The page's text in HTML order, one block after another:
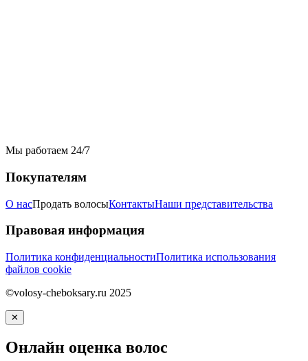
Мы работаем 24/7
Покупателям
О насПродать волосыКонтактыНаши представительства
Правовая информация
Политика конфиденциальностиПолитика использования
файлов cookie
©volosy-cheboksary.ru 2025
✕
Онлайн оценка волос